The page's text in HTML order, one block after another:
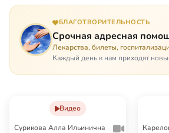
БЛАГОТВОРИТЕЛЬНОСТЬ
Срочная адресная
Лекарства, билеты,
Каждый день к нам приходят
она нужна была вчера: в приеме
Видео
Сурикова Алла Ильинична